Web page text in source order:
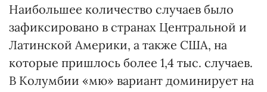
Наибольшее количество случаев было
зафиксировано в странах Центральной и
Латинской Америки, а также США, на
которые пришлось более 1,4 тыс. случаев.
В Колумбии «мю» вариант доминирует на